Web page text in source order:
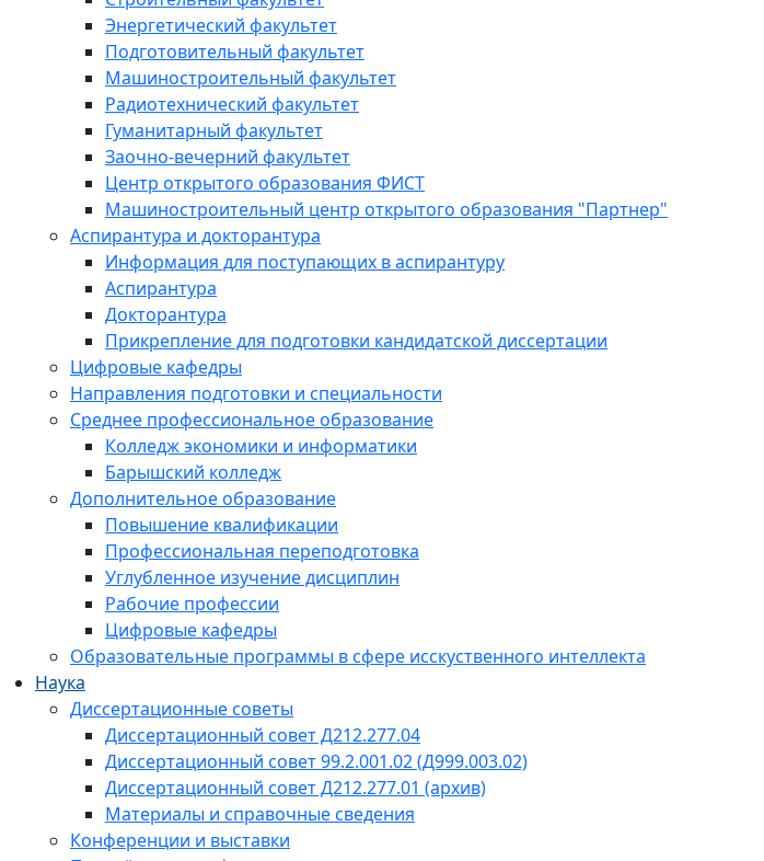
Энергетический факультет
Подготовительный факультет
Машиностроительный факультет
Радиотехнический факультет
Гуманитарный факультет
Заочно-вечерний факультет
Центр открытого образования ФИСТ
Машиностроительный центр открытого образования "Партнер"
Аспирантура и докторантура
Информация для поступающих в аспирантуру
Аспирантура
Докторантура
Прикрепление для подготовки кандидатской диссертации
Цифровые кафедры
Направления подготовки и специальности
Среднее профессиональное образование
Колледж экономики и информатики
Барышский колледж
Дополнительное образование
Повышение квалификации
Профессиональная переподготовка
Углубленное изучение дисциплин
Рабочие профессии
Цифровые кафедры
Образовательные программы в сфере исскуственного интеллекта
Наука
Диссертационные советы
Диссертационный совет Д212.277.04
Диссертационный совет 99.2.001.02 (Д999.003.02)
Диссертационный совет Д212.277.01 (архив)
Материалы и справочные сведения
Конференции и выставки